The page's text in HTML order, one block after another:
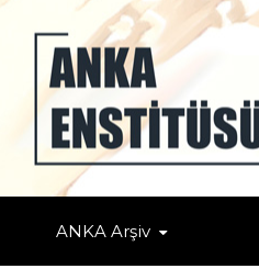
ANKA Arşiv